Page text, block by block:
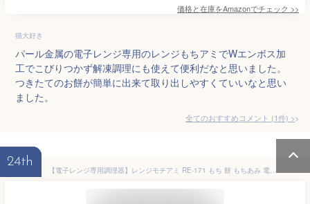
価格と在庫をAmazonでチェック >>
猫大好き
パール金属の電子レンジ専用のレンジもちアミでWエンボス加
工でこびりつかず解凍調理にも使えて便利だなと思いました。
つきたてのお餅が簡単に出来て取り出しやすくていいなと思い
ました。
全てのおすすめコメント (1件) >
24th
【電子レンジ専用調理器】レンジモチアミ RE-171 もち 餅 もちあみ 電子レンジ調理器（簡単・便利・おもち・モチ・餅網・お餅・お雑煮・あんこ餅・きなこ餅・ずんだ餅・電子レンジ）カクセー